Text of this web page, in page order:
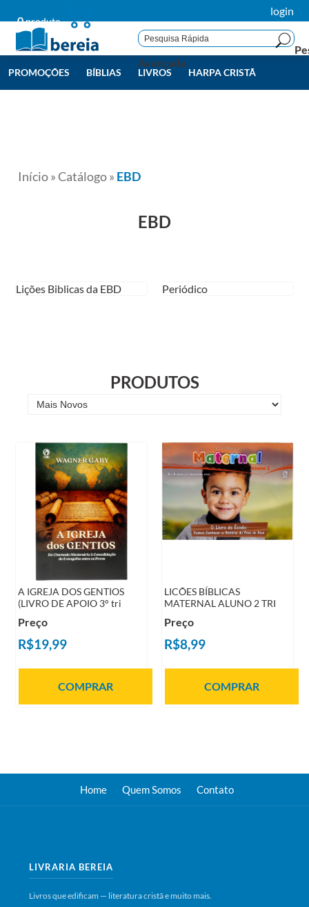
0produto
login
Avançada
PROMOÇÕES BÍBLIAS LIVROS HARPA CRISTÃ
Início»Catálogo» EBD
EBD
Lições Biblicas da EBD Periódico
PRODUTOS
A IGREJA DOS GENTIOS
(LIVRO DE APOIO 3° tri
Preço
R$19,99
COMPRAR
LICÕES BÍBLICAS
MATERNAL ALUNO 2 TRI
Preço
R$8,99
COMPRAR
Home Quem Somos Contato
LIVRARIA BEREIA
Livros que edificam — literatura cristã e muito mais.